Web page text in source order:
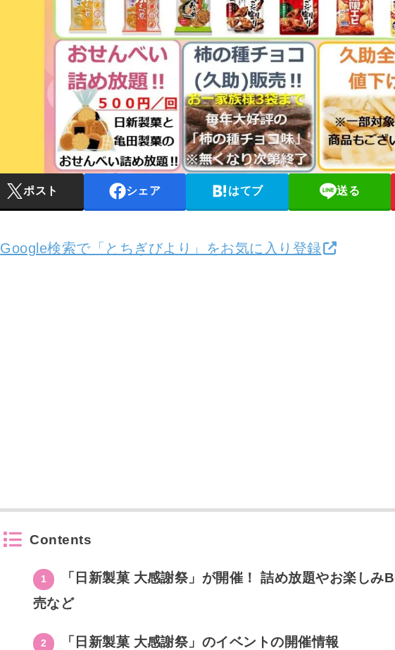
ポスト シェア はてブ 送る
Google検索で「とちぎびより」をお気に入り登録
Contents
1
「日新製菓 大感謝祭」が開催！ 詰め放題やお楽しみ
売など
2 「日新製菓 大感謝祭」のイベントの開催情報